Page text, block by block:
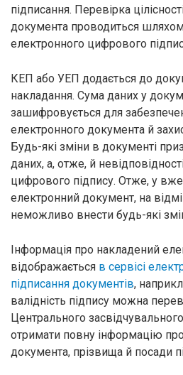
підписання. Перевірка
документа проводиться
електронного цифрового
КЕП або УЕП додається до
накладання. Сума даних у
зашифровується для
електронного документа й
Будь-які зміни в документі
даних, а, отже, й
цифрового підпису. Отже, у
електронний документ, на
неможливо внести будь-які
Інформація про накладений
відображається в сервісі
підписання документів,
валідність підпису можна
Центрального
отримати повну інформацію
документа, прізвища й посади